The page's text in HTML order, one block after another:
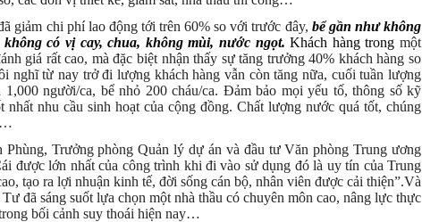
giảm chi phí lao động tới trên 60% so với trước đây, bể gần như không
không có vị cay, chua, không mùi, nước ngọt.Khách hàng trong một
giá rất cao, mà đặc biệt nhận thấy sự tăng trưởng 40% khách hàng so
nghĩ từ nay trở đi lượng khách hàng vẫn còn tăng nữa, cuối tuần lượng
1,000 người/ca, bể nhỏ 200 cháu/ca. Đảm bảo mọi yếu tố, thông số kỹ
nhất nhu cầu sinh hoạt của cộng đồng. Chất lượng nước quá tốt, chúng
Phùng, Trưởng phòng Quản lý dự án và đầu tư Văn phòng Trung ương
được lớn nhất của công trình khi đi vào sử dụng đó là uy tín của Trung
tạo ra lợi nhuận kinh tế, đời sống cán bộ, nhân viên được cải thiện”.Và
đã sáng suốt lựa chọn một nhà thầu có chuyên môn cao, nâng lực thực
bối cảnh suy thoái hiện nay…